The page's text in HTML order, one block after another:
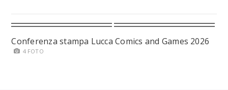
Conferenza stampa Lucca Comics and Games 2026
4 FOTO